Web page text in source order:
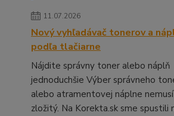
11.07.2026
Nový vyhľadávač tonerov a
podľa tlačiarne
Nájdite správny toner alebo náplň
jednoduchšie Výber správneho
alebo atramentovej náplne
zložitý. Na Korekta.sk sme spustili